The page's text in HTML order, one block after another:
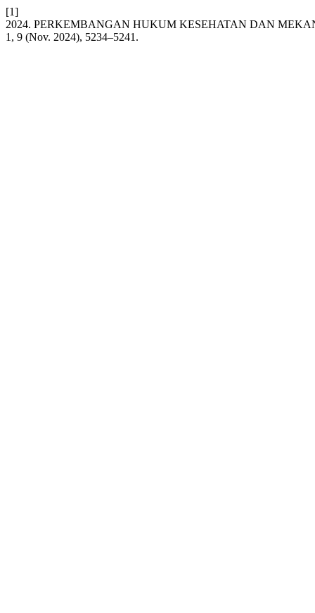
[1]
2024. PERKEMBANGAN HUKUM KESEHATAN DAN
1, 9 (Nov. 2024), 5234–5241.